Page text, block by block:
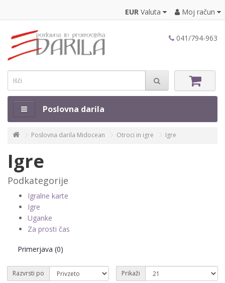
EUR Valuta Moj račun
041/794-963
Poslovna darila
Poslovna darila Midocean Otroci in igre Igre
Igre
Podkategorije
Igralne karte
Igre
Uganke
Za prosti čas
Primerjava (0)
Razvrsti po Prikaži